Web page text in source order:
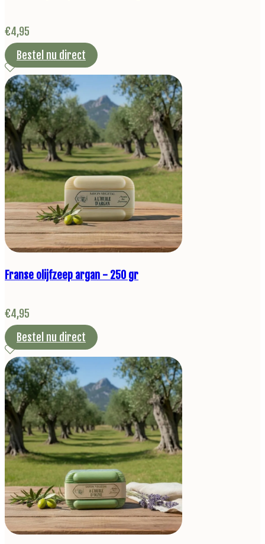
€4,95
Bestel nu direct
Franse olijfzeep argan - 250 gr
€4,95
Bestel nu direct